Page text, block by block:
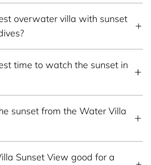
overwater villa with sunset
time to watch the sunset in
sunset from the Water Villa
Sunset View good for a